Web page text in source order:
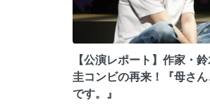
【公演レポート】作家・
圭コンビの再来！『母さ
です。』